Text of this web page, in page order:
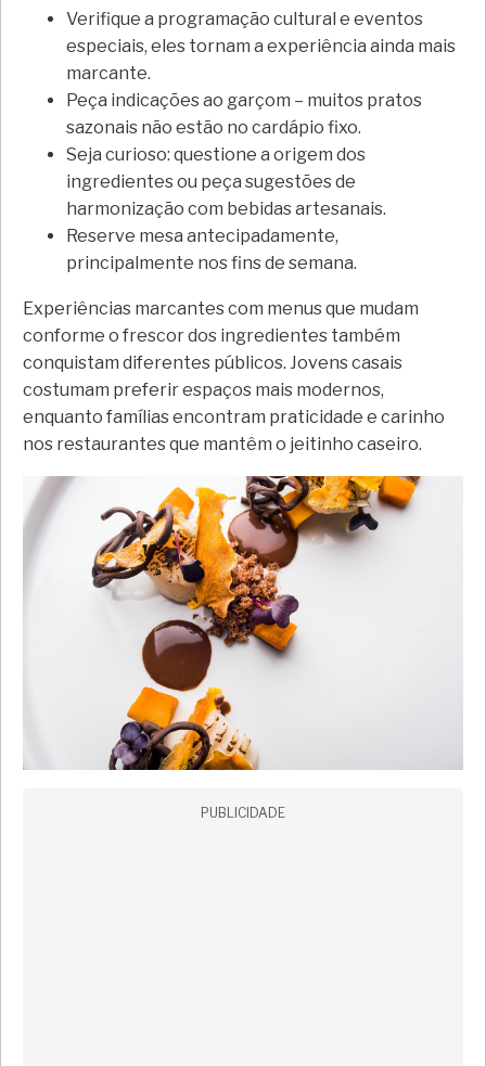
Verifique a programação cultural e eventos
especiais, eles tornam a experiência ainda mais
marcante.
Peça indicações ao garçom – muitos pratos
sazonais não estão no cardápio fixo.
Seja curioso: questione a origem dos
ingredientes ou peça sugestões de
harmonização com bebidas artesanais.
Reserve mesa antecipadamente,
principalmente nos fins de semana.
Experiências marcantes com menus que mudam
conforme o frescor dos ingredientes também
conquistam diferentes públicos. Jovens casais
costumam preferir espaços mais modernos,
enquanto famílias encontram praticidade e carinho
nos restaurantes que mantêm o jeitinho caseiro.
PUBLICIDADE